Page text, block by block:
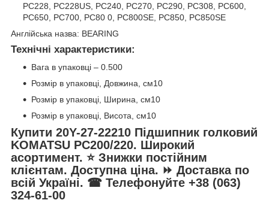
PC228, PC228US, PC240, PC270, PC290, PC308, PC600,
PC650, PC700, PC80 0, PC800SE, PC850, PC850SE
Англійська назва: BEARING
Технічні характеристики:
Вага в упаковці – 0.500
Розмір в упаковці, Довжина, см10
Розмір в упаковці, Ширина, см10
Розмір в упаковці, Висота, см10
Купити 20Y-27-22210 Підшипник голковий
KOMATSU PC200/220. Широкий
асортимент. ⭐ Знижки постійним
клієнтам. Доступна ціна. ⏩ Доставка по
всій Україні. ☎ Телефонуйте +38 (063)
324-61-00